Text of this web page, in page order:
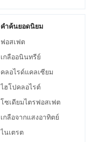
Threonic Acid ในราคาที่ดี
ที่สุด
คำค้นยอดนิยม
ฟอสเฟต
เกลืออนินทรีย์
คลอไรด์แคลเซียม
ไฮโปคลอไรต์
โซเดียมไตรฟอสเฟต
เกลือจากแสงอาทิตย์
ไนเตรต